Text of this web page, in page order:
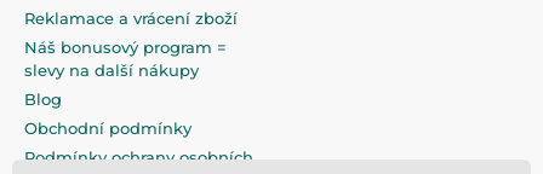
Reklamace a vrácení zboží
Náš bonusový program =
slevy na další nákupy
Blog
Obchodní podmínky
Podmínky ochrany osobních